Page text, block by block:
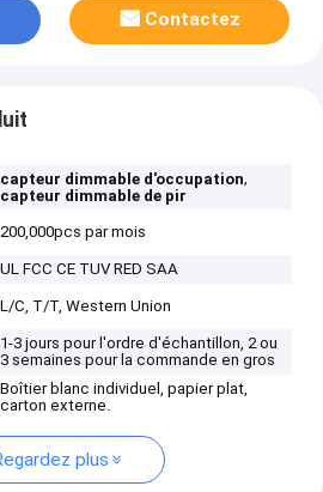
Contactez
capteur dimmable d'occupation,
capteur dimmable de pir
200,000pcs par mois
UL FCC CE TUV RED SAA
L/C, T/T, Western Union
1-3 jours pour l'ordre d'échantillon, 2 ou
3 semaines pour la commande en gros
Boîtier blanc individuel, papier plat,
carton externe.
plus